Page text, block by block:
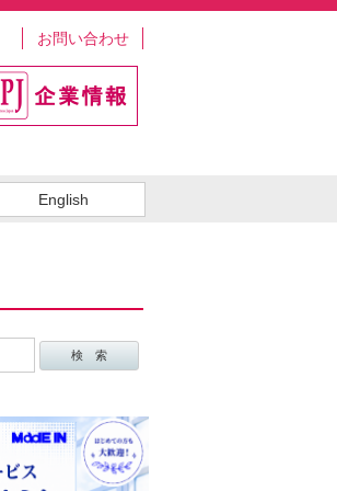
お問い合わせ
English